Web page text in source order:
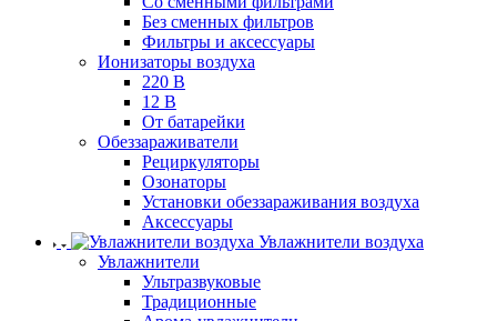
Без сменных фильтров
Фильтры и аксессуары
Ионизаторы воздуха
220 В
12 В
От батарейки
Обеззараживатели
Рециркуляторы
Озонаторы
Установки обеззараживания воздуха
Аксессуары
Увлажнители воздуха
Увлажнители
Ультразвуковые
Традиционные